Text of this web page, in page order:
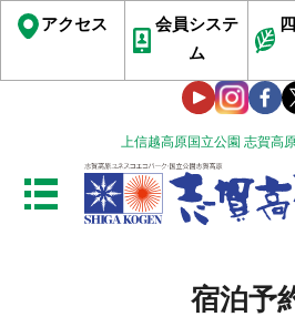
上信越高原国立公園 志賀高
アクセス
会員システ
ム
宿泊予